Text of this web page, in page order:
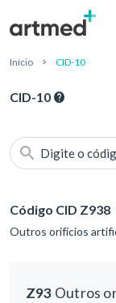
Início CID-10
CID-10
Digite o
Código CID Z938
Outros orifícios
Z93 Outros